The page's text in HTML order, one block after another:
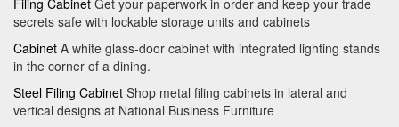
Filing Cabinet Get your paperwork in order and keep your trade
secrets safe with lockable storage units and cabinets
Cabinet A white glass-door cabinet with integrated lighting stands
in the corner of a dining.
Steel Filing Cabinet Shop metal filing cabinets in lateral and
vertical designs at National Business Furniture